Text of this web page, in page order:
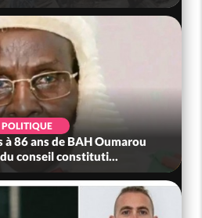
POLITIQUE
à 86 ans de BAH Oumarou
conseil constituti...